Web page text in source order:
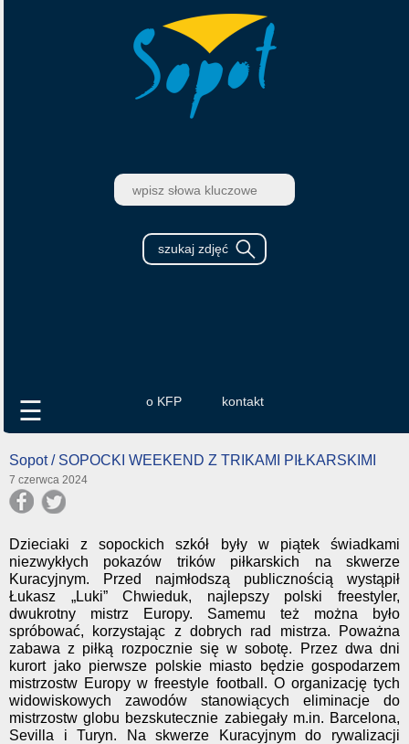
o KFP kontakt
☰
Sopot / SOPOCKI WEEKEND Z TRIKAMI PIŁKARSKIMI
7 czerwca 2024
Dzieciaki z sopockich szkół były w piątek świadkami
niezwykłych pokazów trików piłkarskich na skwerze
Kuracyjnym. Przed najmłodszą publicznością wystąpił
Łukasz „Luki” Chwieduk, najlepszy polski freestyler,
dwukrotny mistrz Europy. Samemu też można było
spróbować, korzystając z dobrych rad mistrza. Poważna
zabawa z piłką rozpocznie się w sobotę. Przez dwa dni
kurort jako pierwsze polskie miasto będzie gospodarzem
mistrzostw Europy w freestyle football. O organizację tych
widowiskowych zawodów stanowiących eliminacje do
mistrzostw globu bezskutecznie zabiegały m.in. Barcelona,
Sevilla i Turyn. Na skwerze Kuracyjnym do rywalizacji